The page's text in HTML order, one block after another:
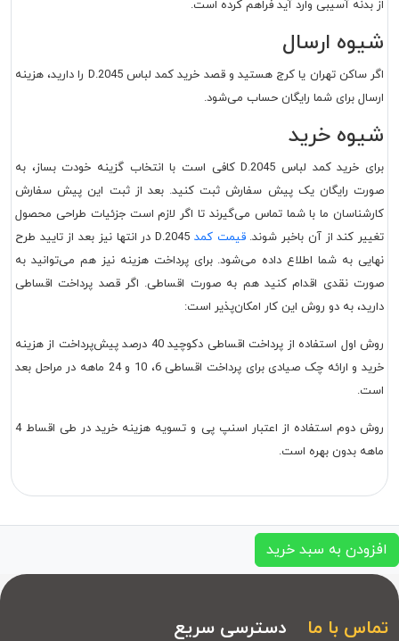
از بدنه آسیبی وارد آید فراهم کرده است.
شیوه ارسال
اگر ساکن تهران یا کرج هستید و قصد خرید کمد لباس D.2045 را دارید، هزینه
ارسال برای شما رایگان حساب می‌شود.
شیوه خرید
برای خرید کمد لباس D.2045 کافی است با انتخاب گزینه خودت بساز، به
صورت رایگان یک پیش سفارش ثبت کنید. بعد از ثبت این پیش سفارش
کارشناسان ما با شما تماس می‌گیرند تا اگر لازم است جزئیات طراحی محصول
تغییر کند از آن باخبر شوند.قیمت کمد
D.2045 در انتها نیز بعد از تایید طرح
نهایی به شما اطلاع داده می‌شود. برای پرداخت هزینه نیز هم می‌توانید به
صورت نقدی اقدام کنید هم به صورت اقساطی. اگر قصد پرداخت اقساطی
دارید، به دو روش این کار امکان‌پذیر است:
روش اول استفاده از پرداخت اقساطی دکوچید 40 درصد پیش‌پرداخت از هزینه
خرید و ارائه چک صیادی برای پرداخت اقساطی 6، 10 و 24 ماهه در مراحل بعد
است.
روش دوم استفاده از اعتبار اسنپ پی و تسویه هزینه خرید در طی اقساط 4
ماهه بدون بهره است.
افزودن به سبد خرید
تماس با ما دسترسی سریع